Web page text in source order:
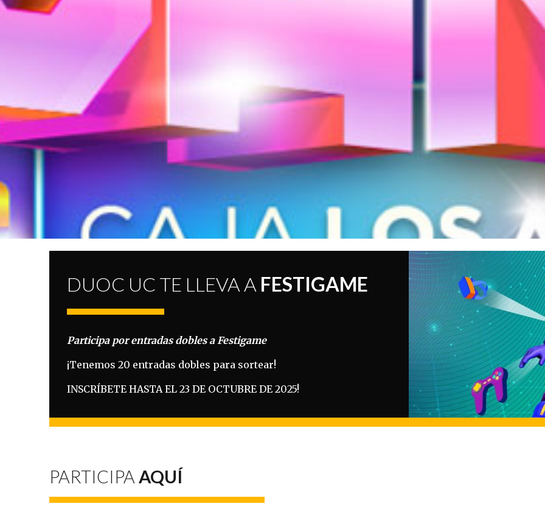
DUOC UC TE LLEVA A FESTIGAME
Participa por entradas dobles a Festigame
¡Tenemos 20 entradas dobles para sortear!
INSCRÍBETE HASTA EL 23 DE OCTUBRE DE 2025!
PARTICIPA AQUÍ